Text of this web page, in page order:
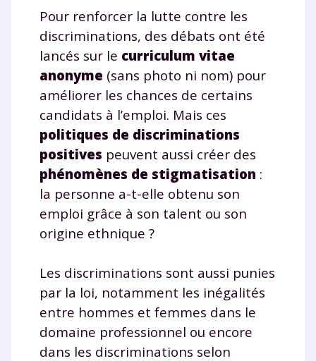
Pour renforcer la lutte contre les
discriminations, des débats ont été
lancés sur le curriculum vitae
anonyme (sans photo ni nom) pour
améliorer les chances de certains
candidats à l’emploi. Mais ces
politiques de discriminations
positives peuvent aussi créer des
phénomènes de stigmatisation :
la personne a-t-elle obtenu son
emploi grâce à son talent ou son
origine ethnique ?
Les discriminations sont aussi punies
par la loi, notamment les inégalités
entre hommes et femmes dans le
domaine professionnel ou encore
dans les discriminations selon